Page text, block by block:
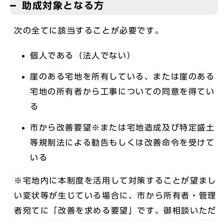
助成対象となる方
次の全てに該当することが必要です。
個人である（法人でない）
崖のある宅地を所有している、または崖のある
宅地の所有者から工事についての同意を得てい
る
市から改善要望※または宅地造成及び特定盛土
等規制法による勧告もしくは改善命令を受けて
いる
※宅地内に本制度を活用して対策することが望まし
い変状等が生じている場合に、市から所有者・管理
者宛てに「改善を求める要望」です。御相談いただ